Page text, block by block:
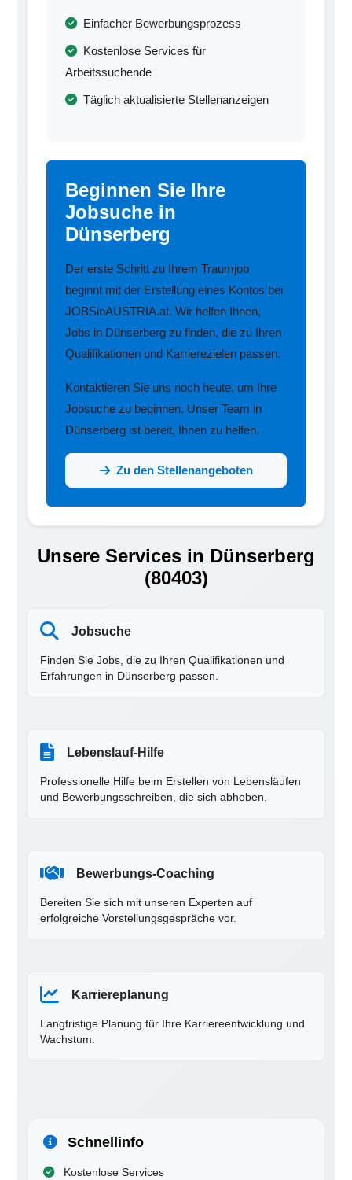
Einfacher Bewerbungsprozess
Kostenlose Services für
Arbeitssuchende
Täglich aktualisierte Stellenanzeigen
Beginnen Sie Ihre
Jobsuche in
Dünserberg
Der erste Schritt zu Ihrem Traumjob
beginnt mit der Erstellung eines Kontos bei
JOBSinAUSTRIA.at. Wir helfen Ihnen,
Jobs in Dünserberg zu finden, die zu Ihren
Qualifikationen und Karrierezielen passen.
Kontaktieren Sie uns noch heute, um Ihre
Jobsuche zu beginnen. Unser Team in
Dünserberg ist bereit, Ihnen zu helfen.
Zu den Stellenangeboten
Unsere Services in Dünserberg
(80403)
Jobsuche
Finden Sie Jobs, die zu Ihren Qualifikationen und
Erfahrungen in Dünserberg passen.
Lebenslauf-Hilfe
Professionelle Hilfe beim Erstellen von Lebensläufen
und Bewerbungsschreiben, die sich abheben.
Bewerbungs-Coaching
Bereiten Sie sich mit unseren Experten auf
erfolgreiche Vorstellungsgespräche vor.
Karriereplanung
Langfristige Planung für Ihre Karriereentwicklung und
Wachstum.
Schnellinfo
Kostenlose Services